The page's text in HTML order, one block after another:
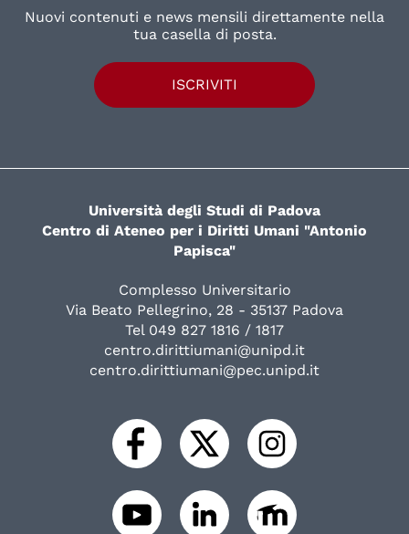
Nuovi contenuti e news mensili direttamente nella
tua casella di posta.
ISCRIVITI
Università degli Studi di Padova
Centro di Ateneo per i Diritti Umani "Antonio
Papisca"
Complesso Universitario
Via Beato Pellegrino, 28 - 35137 Padova
Tel 049 827 1816 / 1817
centro.dirittiumani@unipd.it
centro.dirittiumani@pec.unipd.it